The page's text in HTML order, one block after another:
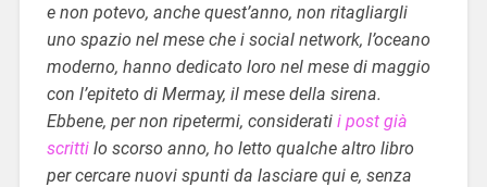
e non potevo, anche quest’anno, non ritagliargli
uno spazio nel mese che i social network, l’oceano
moderno, hanno dedicato loro nel mese di maggio
con l’epiteto di Mermay, il mese della sirena.
Ebbene, per non ripetermi, considerati i post già
scrittilo scorso anno, ho letto qualche altro libro
per cercare nuovi spunti da lasciare qui e, senza